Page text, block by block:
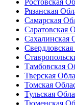
Ростовская
Рязанская
Самарская
Саратовская
Сахалинская
Тамбовская
Тверская
Томская
Тульская
Тюменская